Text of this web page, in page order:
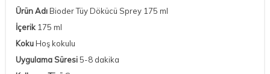
Ürün AdıBioder Tüy Dökücü Sprey 175 ml
İçerik 175 ml
KokuHoş kokulu
Uygulama Süresi5-8 dakika